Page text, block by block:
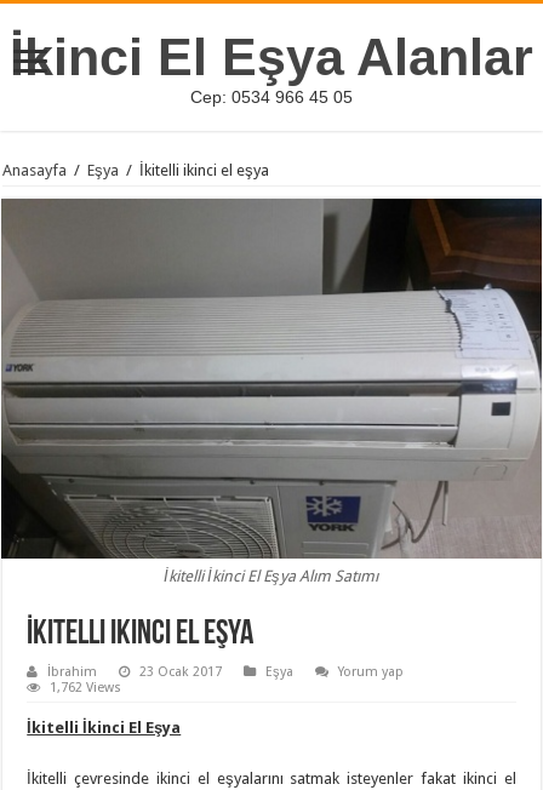
İkinci El Eşya Alanlar
Cep: 0534 966 45 05
Anasayfa / Eşya / İkitelli ikinci el eşya
İkitelli İkinci El Eşya Alım Satımı
İkitelli ikinci el eşya
İbrahim 23 Ocak 2017 Eşya
Yorum yap
1,762 Views
İkitelli İkinci El Eşya
İkitelli çevresinde ikinci el eşyalarını satmak isteyenler fakat ikinci el